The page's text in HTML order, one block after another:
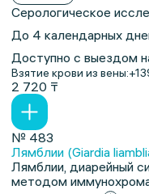
Серологическое
До 4 календарных
Доступно с выездом
Взятие крови из вены:
2 720 ₸
№ 483
Лямблии (Giardia
Лямблии, диарейный
методом